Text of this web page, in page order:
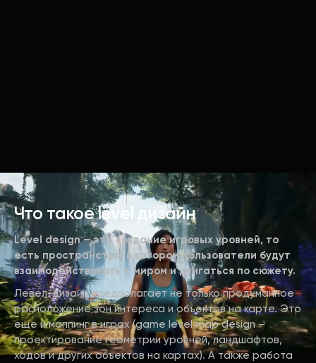
Что такое level дизайн
Level design – это создание игровых уровней, то
есть пространства, в котором пользователи будут
взаимодействовать с миром и двигаться по сюжету.
Левел-дизайн предполагает не только продуманное
расположение зон интереса и объектов на карте. Это
еще и маппинг в играх (game level map design –
проектирование геометрии уровней, ландшафтов,
ходов и других объектов на картах). А также работа